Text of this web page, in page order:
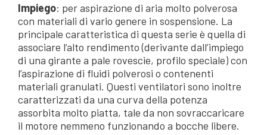
Impiego: per aspirazione di aria molto polverosa
con materiali di vario genere in sospensione. La
principale caratteristica di questa serie è quella di
associare l’alto rendimento (derivante dall’impiego
di una girante a pale rovescie, profilo speciale) con
l’aspirazione di fluidi polverosi o contenenti
materiali granulati. Questi ventilatori sono inoltre
caratterizzati da una curva della potenza
assorbita molto piatta, tale da non sovraccaricare
il motore nemmeno funzionando a bocche libere.